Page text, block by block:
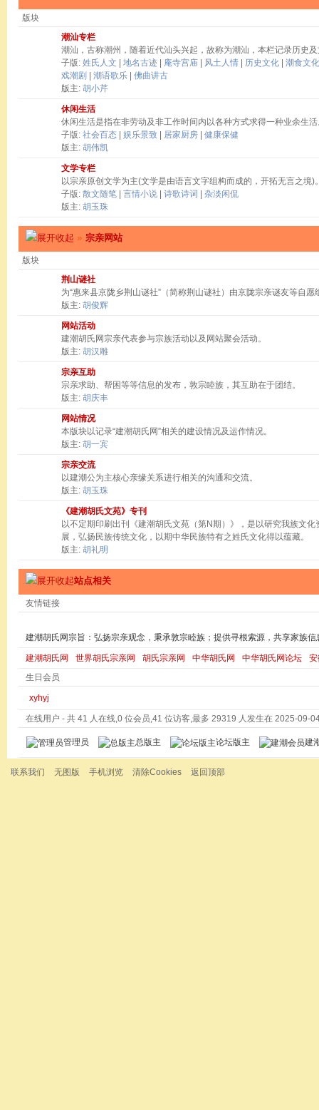
版块
潮汕专栏
潮汕，古称潮州，随着近代汕头兴起，故称为潮汕，本栏记录历史
子版: 姓氏人文 地名古迹 庵寺宫庙 风土人情 历史文化
潮食文化
戏潮剧
潮语歌乐
佛曲讲古
版主: 胡小芹
休闲生活
休闲生活是指在非劳动及非工作时间内以各种方式求得一种业余生
子版: 社会百态 娱乐景致 居家厨房
健康保健
版主: 胡伟凯
文学专栏
以宗亲原创文学为主(文学是由语言文字组构而成的，开拓无言之境)
子版: 散文随笔 言情小说 诗歌诗词
杂淡闲侃
版主: 胡玉珠
» 宗亲网站
版块
荆山谜社
为“惠来县京陇乡荆山谜社”（简称荆山谜社）由京陇宗亲谜友等自
版主: 胡俊辉
网站活动
建潮胡氏网宗亲代表参与宗族活动以及网站聚会活动。
版主: 胡汉雕
宗亲互助
宗亲求助、帮困等等信息的发布，敦宗睦族，其互助在于团结。
版主: 胡庆丰
网站情况
本版块以记录“建潮胡氏网”相关的建设情况及运作情况。
版主: 胡一宾
宗亲交流
以建潮公为主核心亲缘关系进行相关的沟通和交流。
版主: 胡玉珠
《建潮胡氏文苑》专刊
以不定期印刷出刊《建潮胡氏文苑（第N期）》，是以研究我族文
展，弘扬民族传统文化，以期中华民族特有之姓氏文化得以蕴藏。
版主: 胡礼明
站点相关
友情链接
建潮胡氏网宗旨：弘扬宗亲观念，秉承敦宗睦族；提供寻根索源，共享家族信
建潮胡氏网 世界胡氏宗亲网 胡氏宗亲网 中华胡氏网 中华胡氏网论坛
生日会员
xyhyj
在线用户 - 共 41 人在线,0 位会员,41 位访客,最多 29319 人发生在 2025-09-
管理员 总版主 论坛版主 建
联系我们 无图版 手机浏览 清除Cookies 返回顶部